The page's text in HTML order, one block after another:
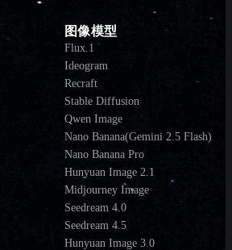
图像模型
Flux.1
Ideogram
Recraft
Stable Diffusion
Qwen Image
Nano Banana(Gemini 2.5 Flash)
Nano Banana Pro
Hunyuan Image 2.1
Midjourney Image
Seedream 4.0
Seedream 4.5
Hunyuan Image 3.0